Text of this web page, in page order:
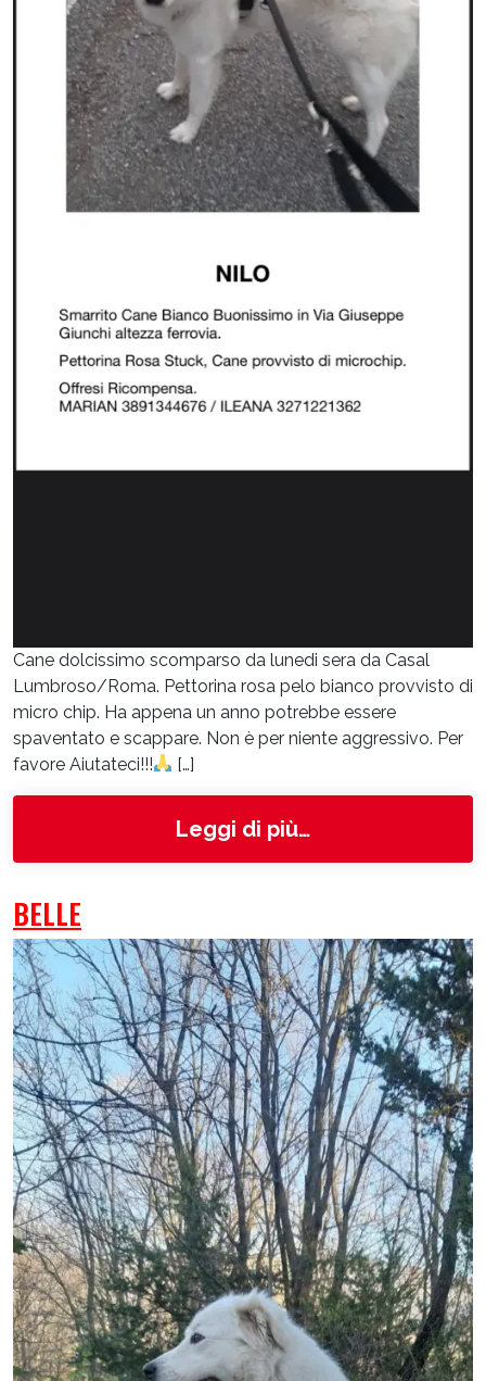
Cane dolcissimo scomparso da lunedi sera da Casal
Lumbroso/Roma. Pettorina rosa pelo bianco provvisto di
micro chip. Ha appena un anno potrebbe essere
spaventato e scappare. Non è per niente aggressivo. Per
favore Aiutateci!!!
[…]
Leggi di più…from Nilo
BELLE